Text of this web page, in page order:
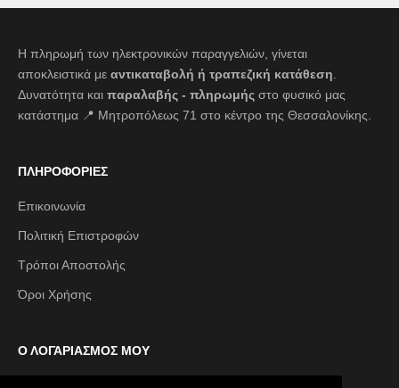
Η πληρωμή των ηλεκτρονικών παραγγελιών, γίνεται
αποκλειστικά με αντικαταβολή ή τραπεζική κατάθεση
Δυνατότητα και παραλαβής - πληρωμής στο φυσικό μας
κατάστημα 📍 Μητροπόλεως 71 στο κέντρο της Θεσσαλονίκης.
ΠΛΗΡΟΦΟΡΙΕΣ
Επικοινωνία
Πολιτική Επιστροφών
Τρόποι Αποστολής
Όροι Χρήσης
Ο ΛΟΓΑΡΙΑΣΜΟΣ ΜΟΥ